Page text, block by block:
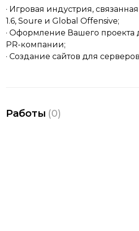
· Игровая индустрия,
1.6, Soure и Global Offensive;
· Оформление Вашего проекта
PR-компании;
· Создание сайтов для
Работы (0)